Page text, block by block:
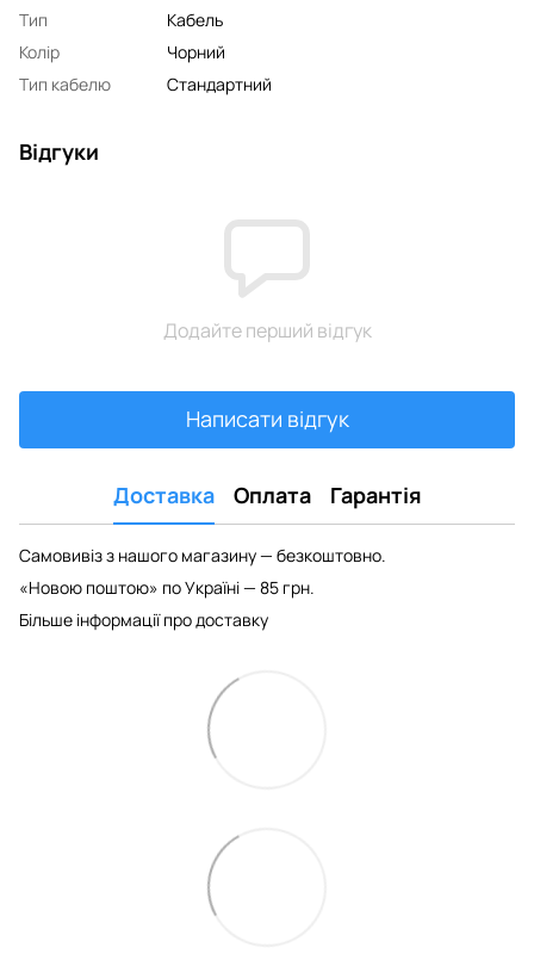
Тип
Кабель
Колір
Чорний
Тип кабелю
Стандартний
Відгуки
Додайте перший відгук
Написати відгук
Доставка Оплата Гарантія
Самовивіз з нашого магазину — безкоштовно.
«Новою поштою» по Україні — 85 грн.
Більше інформації про доставку